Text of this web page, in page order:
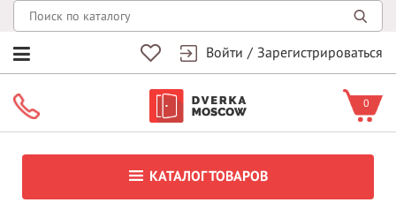
Войти / Зарегистрироваться
0
КАТАЛОГ ТОВАРОВ